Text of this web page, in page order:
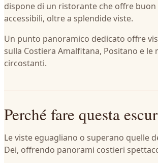
dispone di un ristorante che offre buon
accessibili, oltre a splendide viste.
Un punto panoramico dedicato offre
sulla Costiera Amalfitana, Positano e le
circostanti.
Perché fare questa
Le viste eguagliano o superano quelle
Dei, offrendo panorami costieri